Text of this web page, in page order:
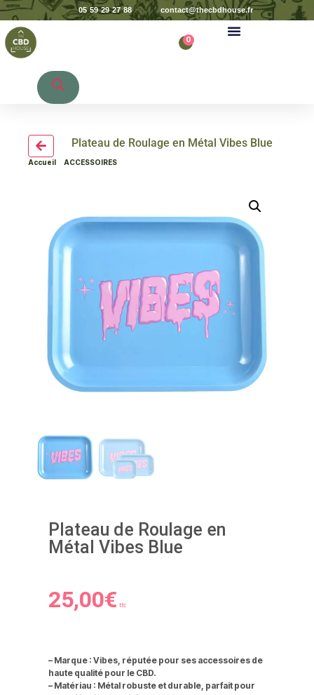
05 59 29 27 88 contact@thecbdhouse.fr
0
Plateau de Roulage en Métal Vibes Blue
Accueil ACCESSOIRES
Plateau de Roulage en
Métal Vibes Blue
25,00€ ttc
– Marque : Vibes, réputée pour ses accessoires de
haute qualité pour le CBD.
– Matériau : Métal robuste et durable, parfait pour